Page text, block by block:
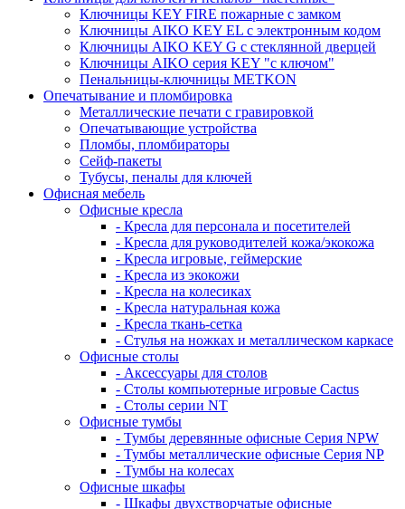
Ключницы KEY FIRE пожарные с замком
Ключницы AIKO KEY EL с электронным кодом
Ключницы AIKO KEY G с стеклянной дверцей
Ключницы AIKO серия KEY "с ключом"
Пенальницы-ключницы METKON
Опечатывание и пломбировка
Металлические печати с гравировкой
Опечатывающие устройства
Пломбы, пломбираторы
Сейф-пакеты
Тубусы, пеналы для ключей
Офисная мебель
Офисные кресла
- Кресла для персонала и посетителей
- Кресла для руководителей кожа/экокожа
- Кресла игровые, геймерские
- Кресла из экокожи
- Кресла на колесиках
- Кресла натуральная кожа
- Кресла ткань-сетка
- Стулья на ножках и металлическом каркасе
Офисные столы
- Аксессуары для столов
- Столы компьютерные игровые Cactus
- Столы серии NT
Офисные тумбы
- Тумбы деревянные офисные Серия NPW
- Тумбы металлические офисные Серия NP
- Тумбы на колесах
Офисные шкафы
- Шкафы двухстворчатые офисные